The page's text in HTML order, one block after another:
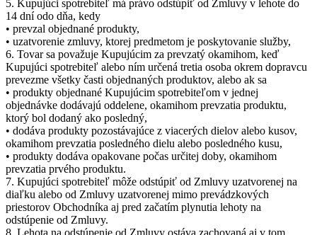
5. Kupujúci spotrebiteľ má právo odstúpiť od Zmluvy v lehote do
14 dní odo dňa, kedy
• prevzal objednané produkty,
• uzatvorenie zmluvy, ktorej predmetom je poskytovanie služby,
6. Tovar sa považuje Kupujúcim za prevzatý okamihom, keď
Kupujúci spotrebiteľ alebo ním určená tretia osoba okrem dopravcu
prevezme všetky časti objednaných produktov, alebo ak sa
• produkty objednané Kupujúcim spotrebiteľom v jednej
objednávke dodávajú oddelene, okamihom prevzatia produktu,
ktorý bol dodaný ako posledný,
• dodáva produkty pozostávajúce z viacerých dielov alebo kusov,
okamihom prevzatia posledného dielu alebo posledného kusu,
• produkty dodáva opakovane počas určitej doby, okamihom
prevzatia prvého produktu.
7. Kupujúci spotrebiteľ môže odstúpiť od Zmluvy uzatvorenej na
diaľku alebo od Zmluvy uzatvorenej mimo prevádzkových
priestorov Obchodníka aj pred začatím plynutia lehoty na
odstúpenie od Zmluvy.